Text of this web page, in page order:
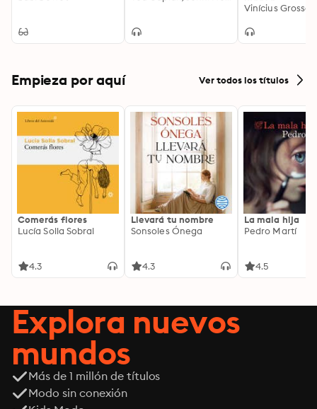
Empieza por aquí Ver todos los títulos
Comerás flores
Lucía Solla Sobral
4.3
Llevará tu nombre
Sonsoles Ónega
4.3
La mala hija
Pedro Martí
4.5
Explora nuevos
mundos
Más de 1 millón de títulos
Modo sin conexión